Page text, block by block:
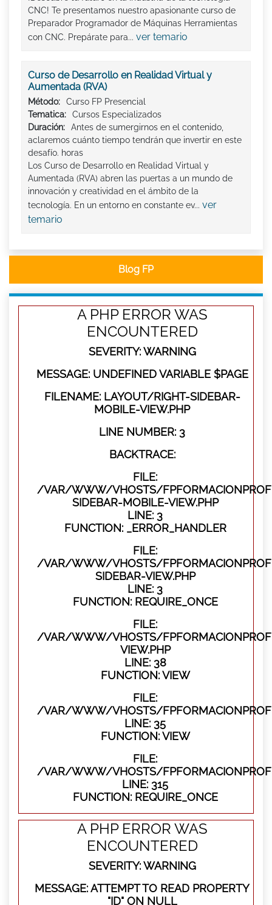
CNC! Te presentamos nuestro apasionante curso de
Preparador Programador de Máquinas Herramientas
con CNC. Prepárate para... ver temario
Curso de Desarrollo en Realidad Virtual y
Aumentada (RVA)
Método:
Curso FP Presencial
Tematica:
Cursos Especializados
Duración:
Antes de sumergirnos en el contenido,
aclaremos cuánto tiempo tendrán que invertir en este
desafío. horas
Los Curso de Desarrollo en Realidad Virtual y
Aumentada (RVA) abren las puertas a un mundo de
innovación y creatividad en el ámbito de la
tecnología. En un entorno en constante ev... ver
temario
Blog FP
A PHP ERROR WAS
ENCOUNTERED
SEVERITY: WARNING
MESSAGE: UNDEFINED VARIABLE $PAGE
FILENAME: LAYOUT/RIGHT-SIDEBAR-
MOBILE-VIEW.PHP
LINE NUMBER: 3
BACKTRACE:
FILE:
/VAR/WWW/VHOSTS/
SIDEBAR-MOBILE-VIEW.PHP
LINE: 3
FUNCTION: _ERROR_HANDLER
FILE:
/VAR/WWW/VHOSTS/
SIDEBAR-VIEW.PHP
LINE: 3
FUNCTION: REQUIRE_ONCE
FILE:
/VAR/WWW/VHOSTS/
VIEW.PHP
LINE: 38
FUNCTION: VIEW
FILE:
/VAR/WWW/VHOSTS/
LINE: 35
FUNCTION: VIEW
FILE:
/VAR/WWW/VHOSTS/
LINE: 315
FUNCTION: REQUIRE_ONCE
A PHP ERROR WAS
ENCOUNTERED
SEVERITY: WARNING
MESSAGE: ATTEMPT TO READ PROPERTY
"ID" ON NULL